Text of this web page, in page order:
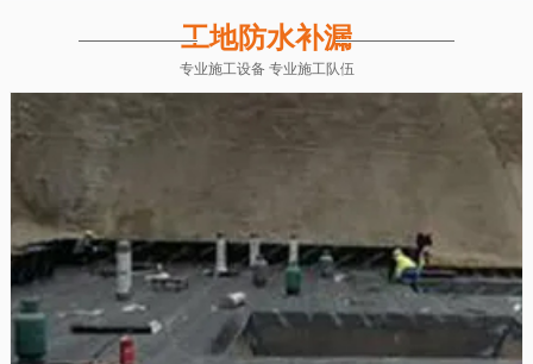
工地防水补漏
专业施工设备 专业施工队伍